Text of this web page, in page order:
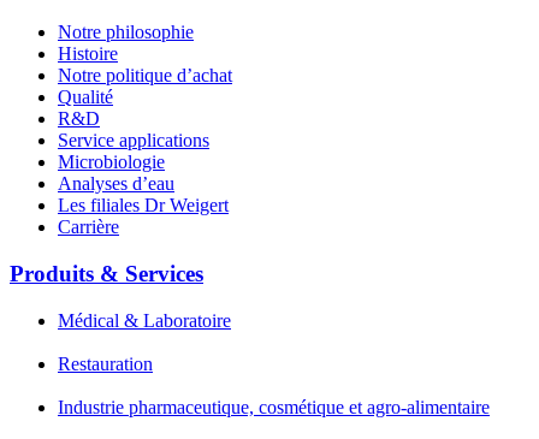
Notre philosophie
Histoire
Notre politique d’achat
Qualité
R&D
Service applications
Microbiologie
Analyses d’eau
Les filiales Dr Weigert
Carrière
Produits & Services
Médical & Laboratoire
Restauration
Industrie pharmaceutique, cosmétique et agro-alimentaire